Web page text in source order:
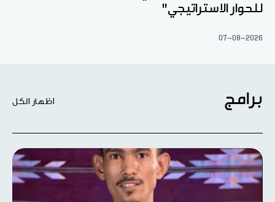
للحوار الاستراتيجي"
07-08-2026
برامج اظهار الكل